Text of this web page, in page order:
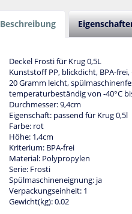
Beschreibung
Deckel Frosti für Krug 0,5L
Kunststoff PP, blickdicht, BPA-
20 Gramm leicht,
temperaturbeständig von -40°C
Durchmesser: 9,4cm
Eigenschaft: passend für Krug 0,5l
Farbe: rot
Höhe: 1,4cm
Kriterium: BPA-frei
Material: Polypropylen
Serie: Frosti
Spülmaschineneignung: ja
Verpackungseinheit: 1
Gewicht(kg): 0.02